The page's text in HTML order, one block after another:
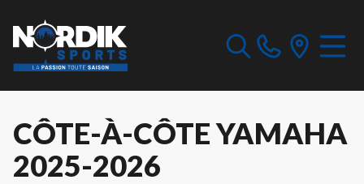
CÔTE-À-CÔTE YAMAHA
2025-2026